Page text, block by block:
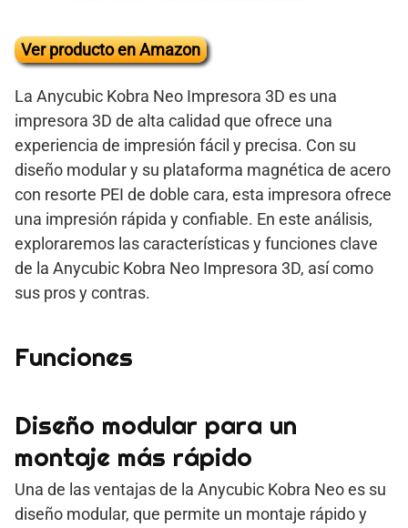
Ver producto en Amazon
La Anycubic Kobra Neo Impresora 3D es una
impresora 3D de alta calidad que ofrece una
experiencia de impresión fácil y precisa. Con su
diseño modular y su plataforma magnética de acero
con resorte PEI de doble cara, esta impresora ofrece
una impresión rápida y confiable. En este análisis,
exploraremos las características y funciones clave
de la Anycubic Kobra Neo Impresora 3D, así como
sus pros y contras.
Funciones
Diseño modular para un
montaje más rápido
Una de las ventajas de la Anycubic Kobra Neo es su
diseño modular, que permite un montaje rápido y